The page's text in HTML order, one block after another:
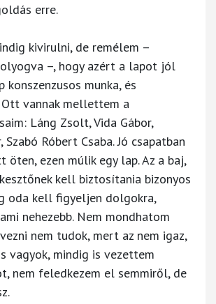
erre.
kivirulni, de remélem –
–, hogy azért a lapot jól
konszenzusos munka, és
Ott vannak mellettem a
Láng Zsolt, Vida Gábor,
Szabó Róbert Csaba. Jó csapatban
öten, ezen múlik egy lap. Az a baj,
kell biztosítania bizonyos
oda kell figyeljen dolgokra,
nehezebb. Nem mondhatom
nem tudok, mert az nem igaz,
vagyok, mindig is vezettem
nem feledkezem el semmiről, de